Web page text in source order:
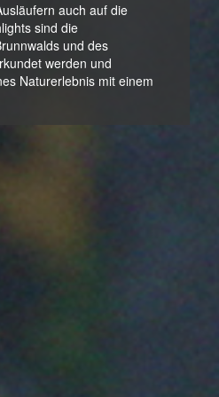
auch auf die
sind die
und des
werden und
Naturerlebnis mit einem